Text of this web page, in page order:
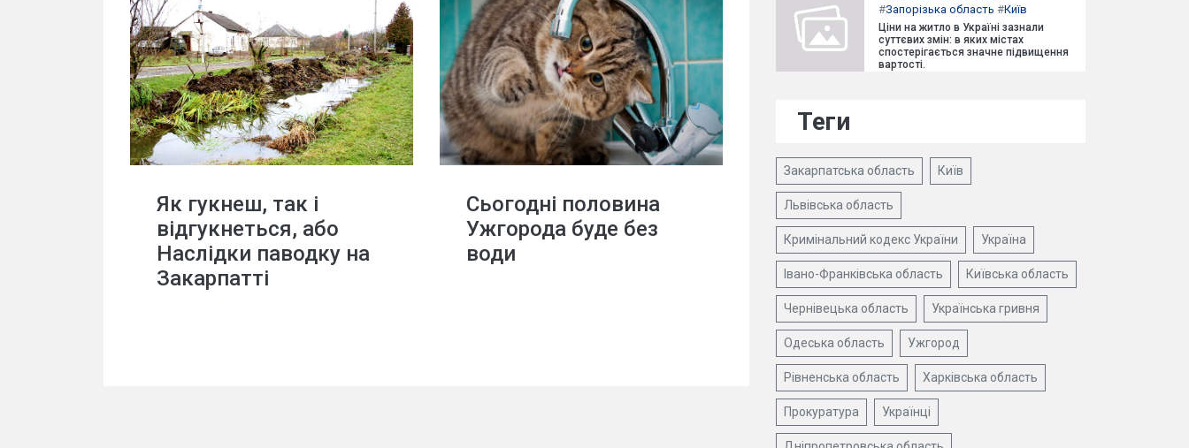
Як гукнеш, так і
відгукнеться, або
Наслідки паводку на
Закарпатті
Сьогодні половина
Ужгорода буде без
води
#Запорізька область #Київ
Ціни на житло в Україні зазнали
суттєвих змін: в яких містах
спостерігається значне підвищення
вартості.
Теги
Закарпатська область Київ
Львівська область
Кримінальний кодекс України Україна
Івано-Франківська область Київська область
Чернівецька область Українська гривня
Одеська область Ужгород
Рівненська область Харківська область
Прокуратура Українці